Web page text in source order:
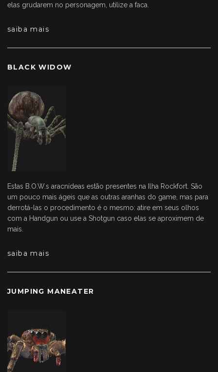
elas grudarem no personagem, utilize a faca.
saiba mais
BLACK WIDOW
Estas B.O.W.s aracnídeas estão presentes na Ilha Rockfort. São
um pouco mais ágeis que as outras aranhas do game, mas para
derrotá-las o procedimento é o mesmo: atire em seus olhos
com a Handgun ou use a Shotgun caso elas se aproximem de
mais.
saiba mais
JUMPING MANEATER